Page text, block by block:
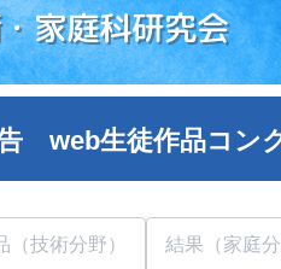
家庭科研究会
web生徒作品コン
（技術分野） 結果（家庭